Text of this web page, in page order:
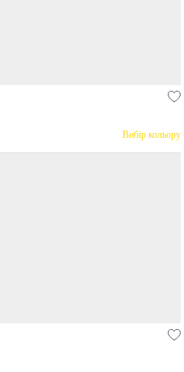
Вибір кольору